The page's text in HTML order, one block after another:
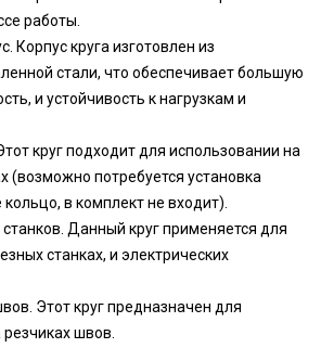
работы.
Корпус круга изготовлен из
стали, что обеспечивает большую
и устойчивость к нагрузкам и
круг подходит для использовании на
(возможно потребуется установка
в комплект не входит).
Данный круг применяется для
станках, и электрических
Этот круг предназначен для
швов.